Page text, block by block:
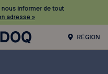
informer de tout
adresse »
RÉGION